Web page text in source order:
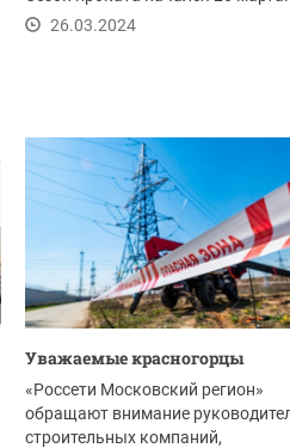
26.03.2024
Уважаемые красногорцы
«Россети Московский регион»
обращают внимание
строительных компаний,